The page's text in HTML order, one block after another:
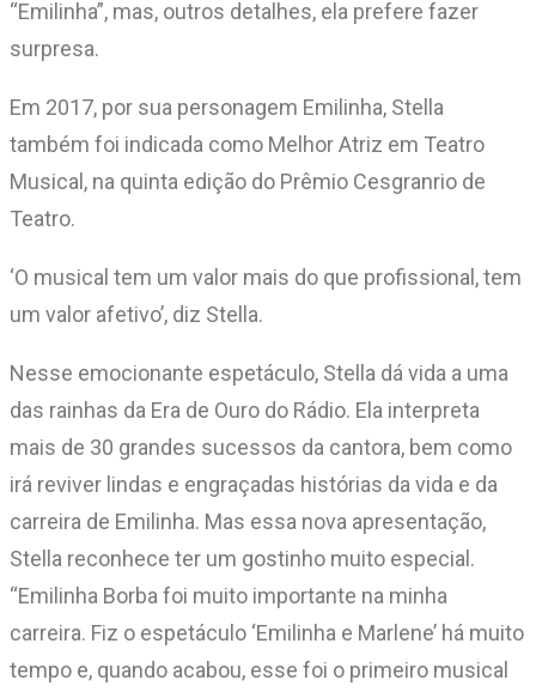
“Emilinha”, mas, outros detalhes, ela prefere fazer
surpresa.
Em 2017, por sua personagem Emilinha, Stella
também foi indicada como Melhor Atriz em Teatro
Musical, na quinta edição do Prêmio Cesgranrio de
Teatro.
‘O musical tem um valor mais do que profissional, tem
um valor afetivo’, diz Stella.
Nesse emocionante espetáculo, Stella dá vida a uma
das rainhas da Era de Ouro do Rádio. Ela interpreta
mais de 30 grandes sucessos da cantora, bem como
irá reviver lindas e engraçadas histórias da vida e da
carreira de Emilinha. Mas essa nova apresentação,
Stella reconhece ter um gostinho muito especial.
“Emilinha Borba foi muito importante na minha
carreira. Fiz o espetáculo ‘Emilinha e Marlene’ há muito
tempo e, quando acabou, esse foi o primeiro musical